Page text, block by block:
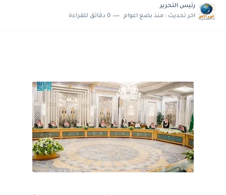
رئيس التحرير
اخر تحديث : منذ بضع اعوام 0 دقائق للقراءة